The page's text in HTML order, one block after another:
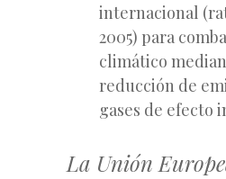
internacional
2005) para
climático
reducción de
gases de efecto
La Unión